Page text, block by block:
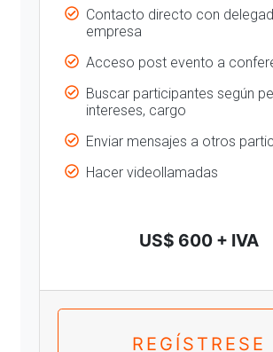
Contacto directo con
empresa
Acceso post evento a
Buscar participantes según
intereses, cargo
Enviar mensajes a otros
Hacer videollamadas
US$ 600 + IVA
REGÍSTRESE